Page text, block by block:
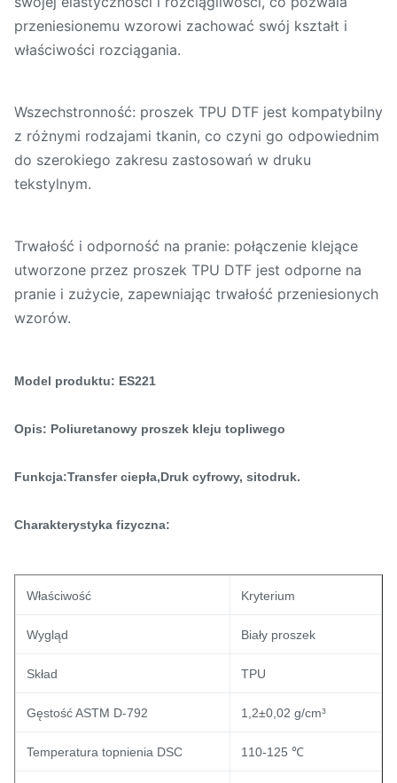
przeniesionemu wzorowi zachować swój kształt i
właściwości rozciągania.
Wszechstronność: proszek TPU DTF jest kompatybilny
z różnymi rodzajami tkanin, co czyni go odpowiednim
do szerokiego zakresu zastosowań w druku
tekstylnym.
Trwałość i odporność na pranie: połączenie klejące
utworzone przez proszek TPU DTF jest odporne na
pranie i zużycie, zapewniając trwałość przeniesionych
wzorów.
Model produktu: ES221
Opis: Poliuretanowy proszek kleju topliwego
Funkcja:Transfer ciepła,Druk cyfrowy, sitodruk.
Charakterystyka fizyczna:
Właściwość Kryterium
Wygląd Biały proszek
Skład TPU
Gęstość ASTM D-792 1,2±0,02 g/cm³
Temperatura topnienia DSC 110-125 ℃